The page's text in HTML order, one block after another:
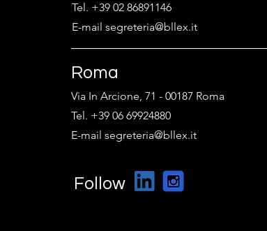
Tel. +39 02 86891146
E-mail segreteria@bllex.it
Roma
Via In Arcione, 71 - 00187 Roma
Tel. +39 06 69924880
E-mail segreteria@bllex.it
Follow